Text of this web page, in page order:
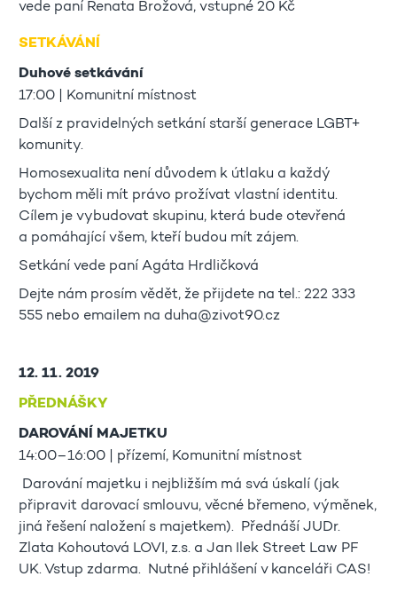
vede paní Renata Brožová, vstupné 20 Kč
SETKÁVÁNÍ
Duhové setkávání
17:00 | Komunitní místnost
Další z pravidelných setkání starší generace LGBT+
komunity.
Homosexualita není důvodem k útlaku a každý
bychom měli mít právo prožívat vlastní identitu.
Cílem je vybudovat skupinu, která bude otevřená
a pomáhající všem, kteří budou mít zájem.
Setkání vede paní Agáta Hrdličková
Dejte nám prosím vědět, že přijdete na tel.: 222 333
555 nebo emailem na duha@zivot90.cz
12. 11. 2019
PŘEDNÁŠKY
DAROVÁNÍ MAJETKU
14:00–16:00 | přízemí, Komunitní místnost
Darování majetku i nejbližším má svá úskalí (jak
připravit darovací smlouvu, věcné břemeno, výměnek,
jiná řešení naložení s majetkem). Přednáší JUDr.
Zlata Kohoutová LOVI, z.s. a Jan Ilek Street Law PF
UK. Vstup zdarma. Nutné přihlášení v kanceláři CAS!